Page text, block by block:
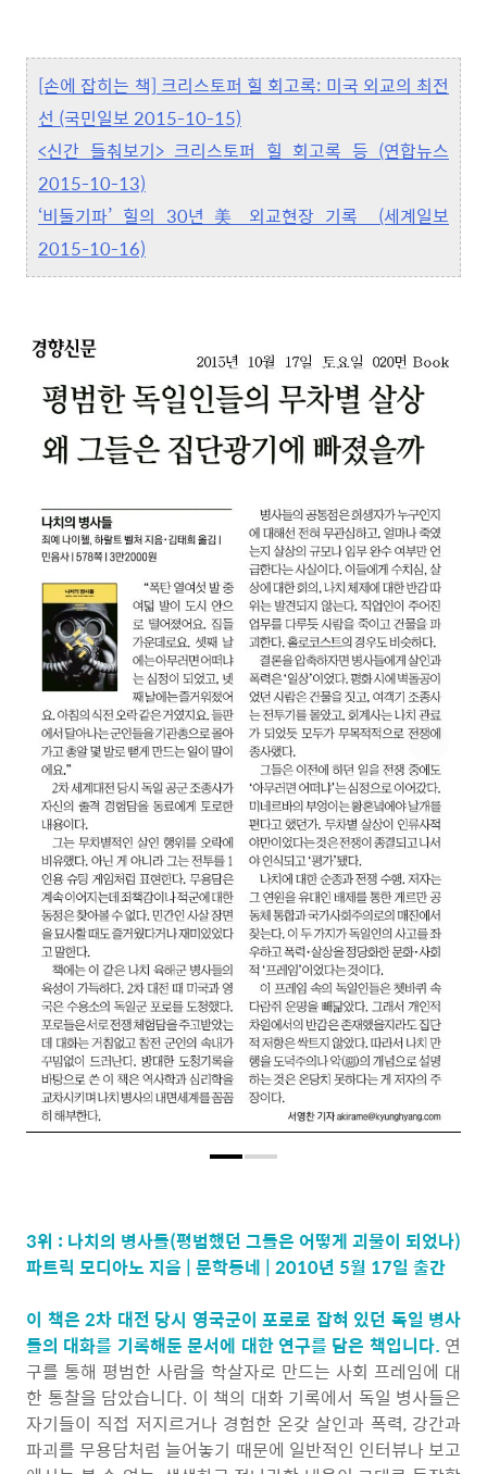
[손에 잡히는 책] 크리스토퍼 힐 회고록: 미국 외교의 최전
선 (국민일보 2015-10-15)
<신간 들춰보기> 크리스토퍼 힐 회고록 등 (연합뉴스
2015-10-13)
‘비둘기파’ 힐의 30년 美 외교현장 기록 (세계일보
2015-10-16)
3위 : 나치의 병사들(평범했던 그들은 어떻게 괴물이 되었나)
파트릭 모디아노 지음 | 문학동네 | 2010년 5월 17일 출간
이 책은 2차 대전 당시 영국군이 포로로 잡혀 있던 독일 병사
들의 대화를 기록해둔 문서에 대한 연구를 담은 책입니다. 연
구를 통해 평범한 사람을 학살자로 만드는 사회 프레임에 대
한 통찰을 담았습니다. 이 책의 대화 기록에서 독일 병사들은
자기들이 직접 저지르거나 경험한 온갖 살인과 폭력, 강간과
파괴를 무용담처럼 늘어놓기 때문에 일반적인 인터뷰나 보고